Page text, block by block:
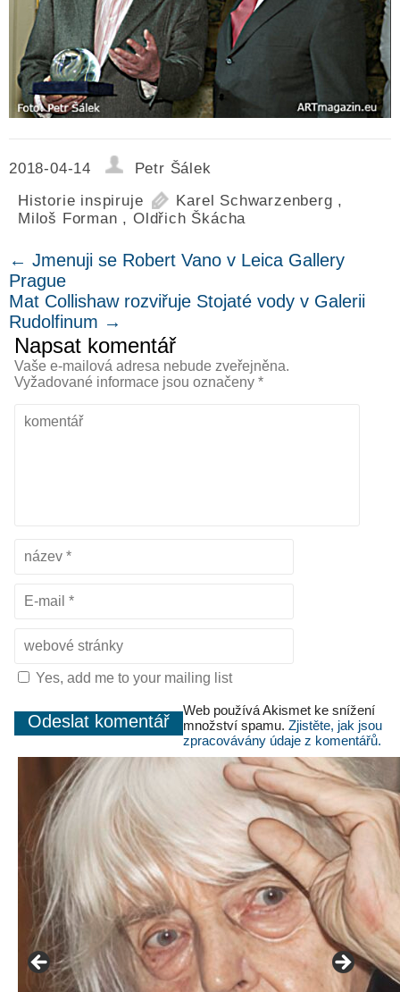
2018-04-14
Petr Šálek
Historie inspiruje
Karel Schwarzenberg ,
Miloš Forman ,Oldřich Škácha
← Jmenuji se Robert Vano v Leica Gallery
Prague
Mat Collishaw rozviřuje Stojaté vody v Galerii
Rudolfinum →
Napsat komentář
Vaše e-mailová adresa nebude zveřejněna.
Vyžadované informace jsou označeny *
Yes, add me to your mailing list
Web používá Akismet ke snížení
množství spamu. Zjistěte, jak jsou
zpracovávány údaje z komentářů.